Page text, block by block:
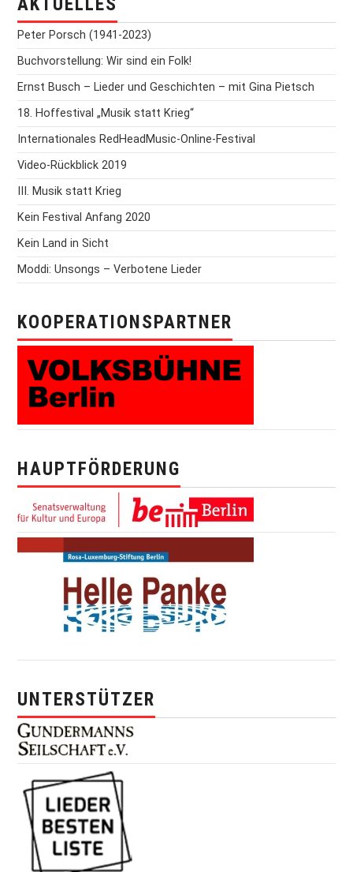
AKTUELLES
Peter Porsch (1941-2023)
Buchvorstellung: Wir sind ein Folk!
Ernst Busch – Lieder und Geschichten – mit Gina Pietsch
18. Hoffestival „Musik statt Krieg“
Internationales RedHeadMusic-Online-Festival
Video-Rückblick 2019
III. Musik statt Krieg
Kein Festival Anfang 2020
Kein Land in Sicht
Moddi: Unsongs – Verbotene Lieder
KOOPERATIONSPARTNER
HAUPTFÖRDERUNG
UNTERSTÜTZER